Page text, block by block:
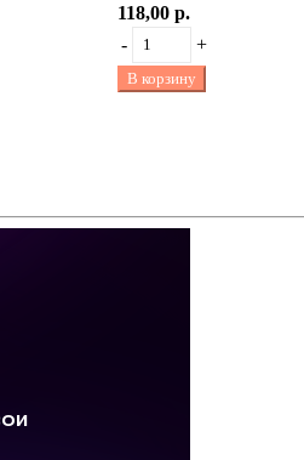
118,00 р.
-
+
В корзину